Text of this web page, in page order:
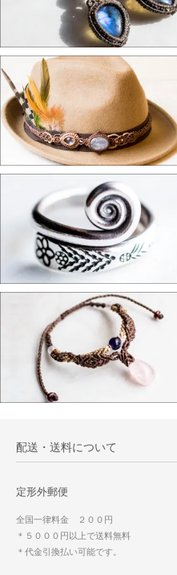
配送・送料について
定形外郵便
全国一律料金 ２００円
＊５０００円以上で送料無料
＊代金引換払い可能です。